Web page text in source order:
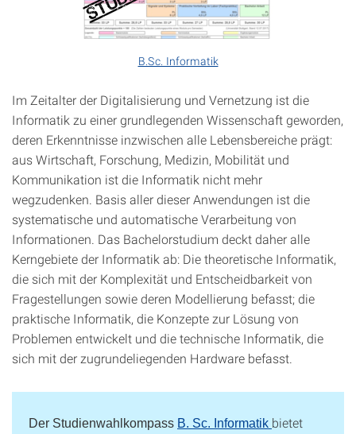
B.Sc. Informatik
Im Zeitalter der Digitalisierung und Vernetzung ist die
Informatik zu einer grundlegenden Wissenschaft geworden,
deren Erkenntnisse inzwischen alle Lebensbereiche prägt:
aus Wirtschaft, Forschung, Medizin, Mobilität und
Kommunikation ist die Informatik nicht mehr
wegzudenken. Basis aller dieser Anwendungen ist die
systematische und automatische Verarbeitung von
Informationen. Das Bachelorstudium deckt daher alle
Kerngebiete der Informatik ab: Die theoretische Informatik,
die sich mit der Komplexität und Entscheidbarkeit von
Fragestellungen sowie deren Modellierung befasst; die
praktische Informatik, die Konzepte zur Lösung von
Problemen entwickelt und die technische Informatik, die
sich mit der zugrundeliegenden Hardware befasst.
Der Studienwahlkompass B. Sc. Informatik bietet